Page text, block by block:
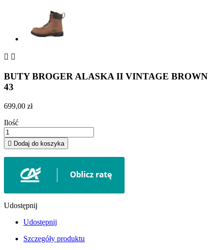
 
BUTY BROGER ALASKA II VINTAGE BROWN
43
699,00 zł
Ilość
 Dodaj do koszyka
Udostępnij
Udostępnij
Szczegóły produktu